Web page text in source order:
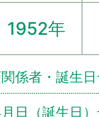
1952年
係者・誕生
日（誕生日